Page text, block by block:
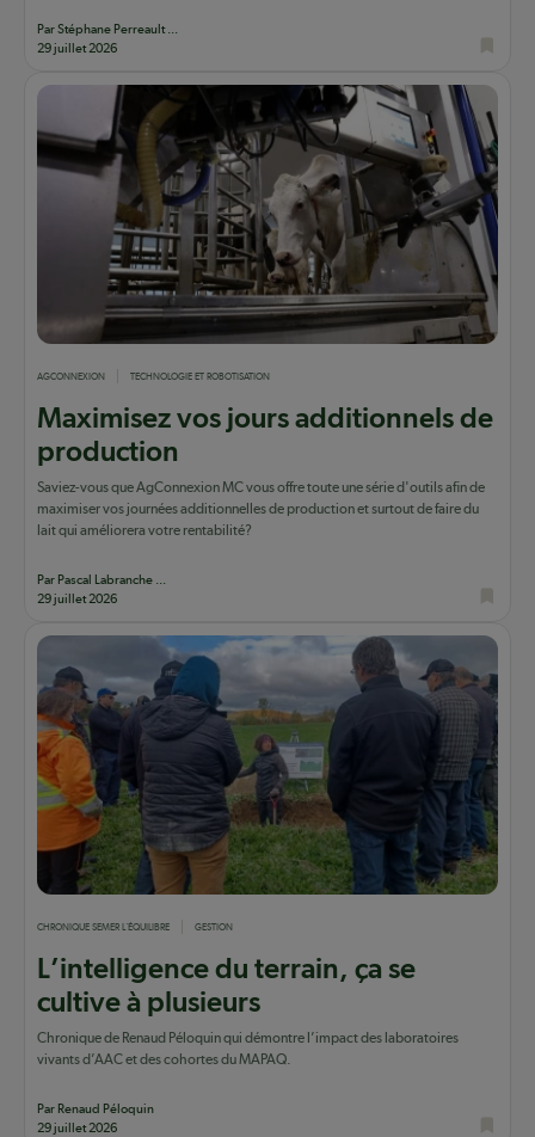
Par Stéphane Perreault ...
29 juillet 2026
AGCONNEXION TECHNOLOGIE ET ROBOTISATION
Maximisez vos jours additionnels de
production
Saviez-vous que AgConnexion MC vous offre toute une série d'outils afin de
maximiser vos journées additionnelles de production et surtout de faire du
lait qui améliorera votre rentabilité?
Par Pascal Labranche ...
29 juillet 2026
CHRONIQUE SEMER L'ÉQUILIBRE GESTION
L’intelligence du terrain, ça se
cultive à plusieurs
Chronique de Renaud Péloquin qui démontre l’impact des laboratoires
vivants d’AAC et des cohortes du MAPAQ.
Par Renaud Péloquin
29 juillet 2026